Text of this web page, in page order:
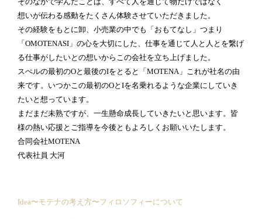
想いが伝わる感動をたくさん体験させていただきました。
その経験をもとに卸、小売業の中でも「おもてなし」つまり
「OMOTENASI」の心を大切にした、仕事を通じて人と人とを繋げ
る仕事がしたいとの想いからこの会社を立ち上げました。
スぺルの最初のOと最後のIをとると「MOTENA」これが社名の由
来です。いつかこの最初のOとIを名乗れるような企業にしていき
たいと想っています。
まだまだ未熟ですが、一生懸命成長していきたいと思います。皆
様の熱い応援とご指導を今後ともよろしくお願いいたします。
合同会社MOTENA
代表社員 大河
Idea〜モテナの考え方〜フィロソフィーについて